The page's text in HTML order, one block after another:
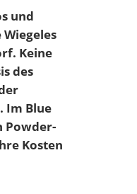
und
Keine
des
Im Blue
Powder-
Kosten